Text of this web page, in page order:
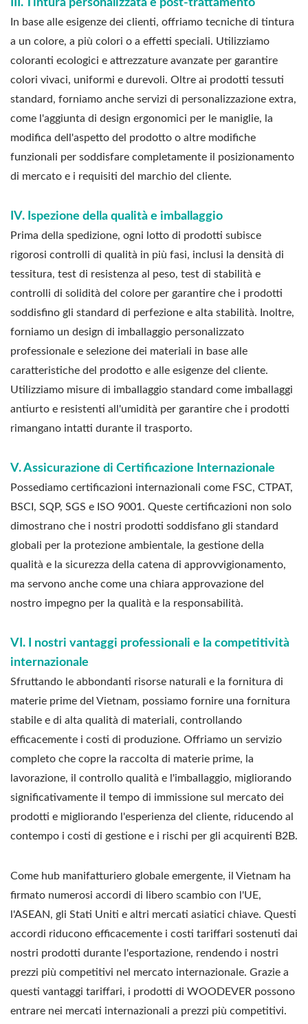
III. Tintura personalizzata e post-trattamento
In base alle esigenze dei clienti, offriamo tecniche di tintura
a un colore, a più colori o a effetti speciali. Utilizziamo
coloranti ecologici e attrezzature avanzate per garantire
colori vivaci, uniformi e durevoli. Oltre ai prodotti tessuti
standard, forniamo anche servizi di personalizzazione extra,
come l'aggiunta di design ergonomici per le maniglie, la
modifica dell'aspetto del prodotto o altre modifiche
funzionali per soddisfare completamente il posizionamento
di mercato e i requisiti del marchio del cliente.
IV. Ispezione della qualità e imballaggio
Prima della spedizione, ogni lotto di prodotti subisce
rigorosi controlli di qualità in più fasi, inclusi la densità di
tessitura, test di resistenza al peso, test di stabilità e
controlli di solidità del colore per garantire che i prodotti
soddisfino gli standard di perfezione e alta stabilità. Inoltre,
forniamo un design di imballaggio personalizzato
professionale e selezione dei materiali in base alle
caratteristiche del prodotto e alle esigenze del cliente.
Utilizziamo misure di imballaggio standard come imballaggi
antiurto e resistenti all'umidità per garantire che i prodotti
rimangano intatti durante il trasporto.
V. Assicurazione di Certificazione Internazionale
Possediamo certificazioni internazionali come FSC, CTPAT,
BSCI, SQP, SGS e ISO 9001. Queste certificazioni non solo
dimostrano che i nostri prodotti soddisfano gli standard
globali per la protezione ambientale, la gestione della
qualità e la sicurezza della catena di approvvigionamento,
ma servono anche come una chiara approvazione del
nostro impegno per la qualità e la responsabilità.
VI. I nostri vantaggi professionali e la competitività
internazionale
Sfruttando le abbondanti risorse naturali e la fornitura di
materie prime del Vietnam, possiamo fornire una fornitura
stabile e di alta qualità di materiali, controllando
efficacemente i costi di produzione. Offriamo un servizio
completo che copre la raccolta di materie prime, la
lavorazione, il controllo qualità e l'imballaggio, migliorando
significativamente il tempo di immissione sul mercato dei
prodotti e migliorando l'esperienza del cliente, riducendo al
contempo i costi di gestione e i rischi per gli acquirenti B2B.
Come hub manifatturiero globale emergente, il Vietnam ha
firmato numerosi accordi di libero scambio con l'UE,
l'ASEAN, gli Stati Uniti e altri mercati asiatici chiave. Questi
accordi riducono efficacemente i costi tariffari sostenuti dai
nostri prodotti durante l'esportazione, rendendo i nostri
prezzi più competitivi nel mercato internazionale. Grazie a
questi vantaggi tariffari, i prodotti di WOODEVER possono
entrare nei mercati internazionali a prezzi più competitivi.